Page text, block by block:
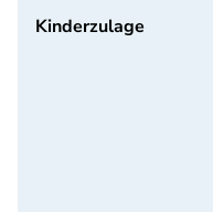
Kinderzulage